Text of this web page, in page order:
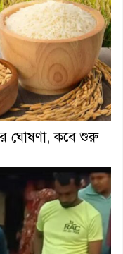
ঘোষণা, কবে শুরু